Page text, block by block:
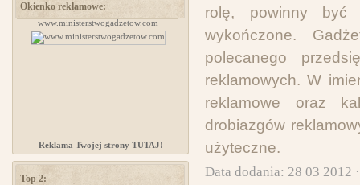
Okienko reklamowe:
www.ministerstwogadzetow.com Kursy samoobrony dla kobiet Chorzów
Reklama Twojej strony TUTAJ!
Top 2:
rolę, powinny być
wykończone.
polecanego
reklamowych. W
reklamowe oraz
drobiazgów
użyteczne.
Data dodania: 28 03 2012